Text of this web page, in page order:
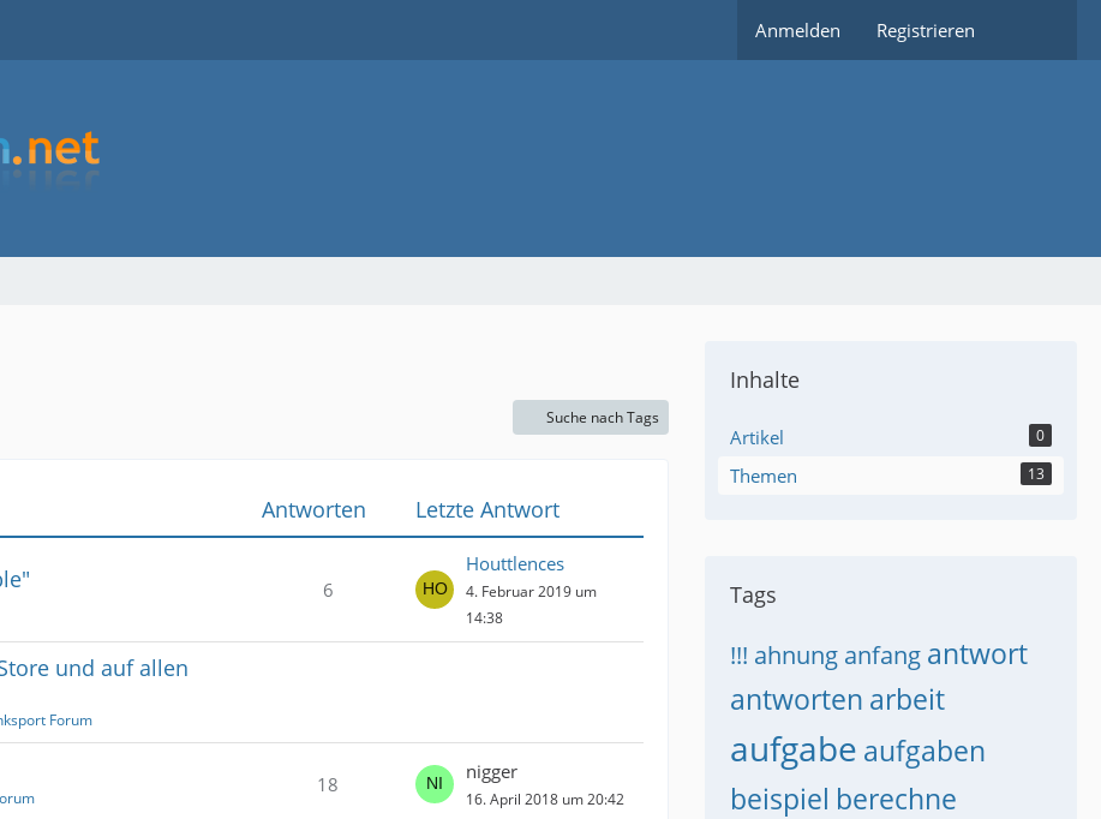
Anmelden Registrieren
Suche nach Tags
Antworten Letzte Antwort
6
Houttlences
4. Februar 2019 um
14:38
und auf allen
Forum
18
nigger
16. April 2018 um 20:42
Inhalte
Artikel 0
Themen 13
Tags
!!! ahnung anfang antwort
antworten arbeit
aufgabe aufgaben
beispiel berechne